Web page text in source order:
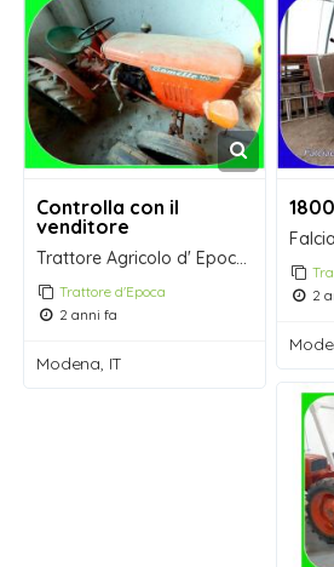
Controlla con il
venditore
Trattore Agricolo d' Epoca Sametto 120
Trattore d'Epoca
2 anni fa
Modena, IT
2